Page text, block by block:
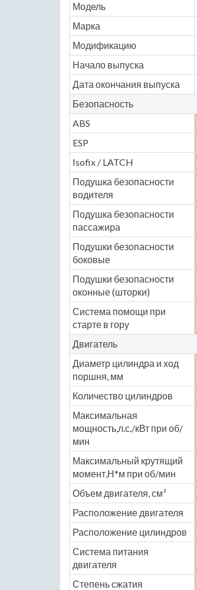
Модель
Марка
Модификацию
Начало выпуска
Дата окончания выпуска
Безопасность
ABS
ESP
Isofix / LATCH
Подушка безопасности
водителя
Подушка безопасности
пассажира
Подушки безопасности
боковые
Подушки безопасности
оконные (шторки)
Система помощи при
старте в гору
Двигатель
Диаметр цилиндра и ход
поршня, мм
Количество цилиндров
Максимальная
мощность,л.с./кВт при об/
мин
Максимальный крутящий
момент,Н*м при об/мин
Объем двигателя, см³
Расположение двигателя
Расположение цилиндров
Система питания
двигателя
Степень сжатия